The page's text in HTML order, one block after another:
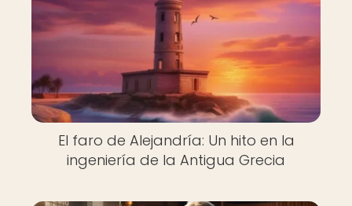
El faro de Alejandría: Un hito en la
ingeniería de la Antigua Grecia